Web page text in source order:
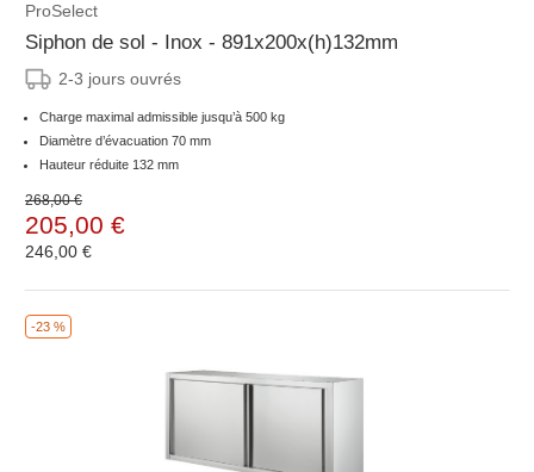
ProSelect
Siphon de sol - Inox - 891x200x(h)132mm
2-3 jours ouvrés
Charge maximal admissible jusqu’à 500 kg
Diamètre d’évacuation 70 mm
Hauteur réduite 132 mm
268,00 €
205,00 €
246,00 €
-23 %